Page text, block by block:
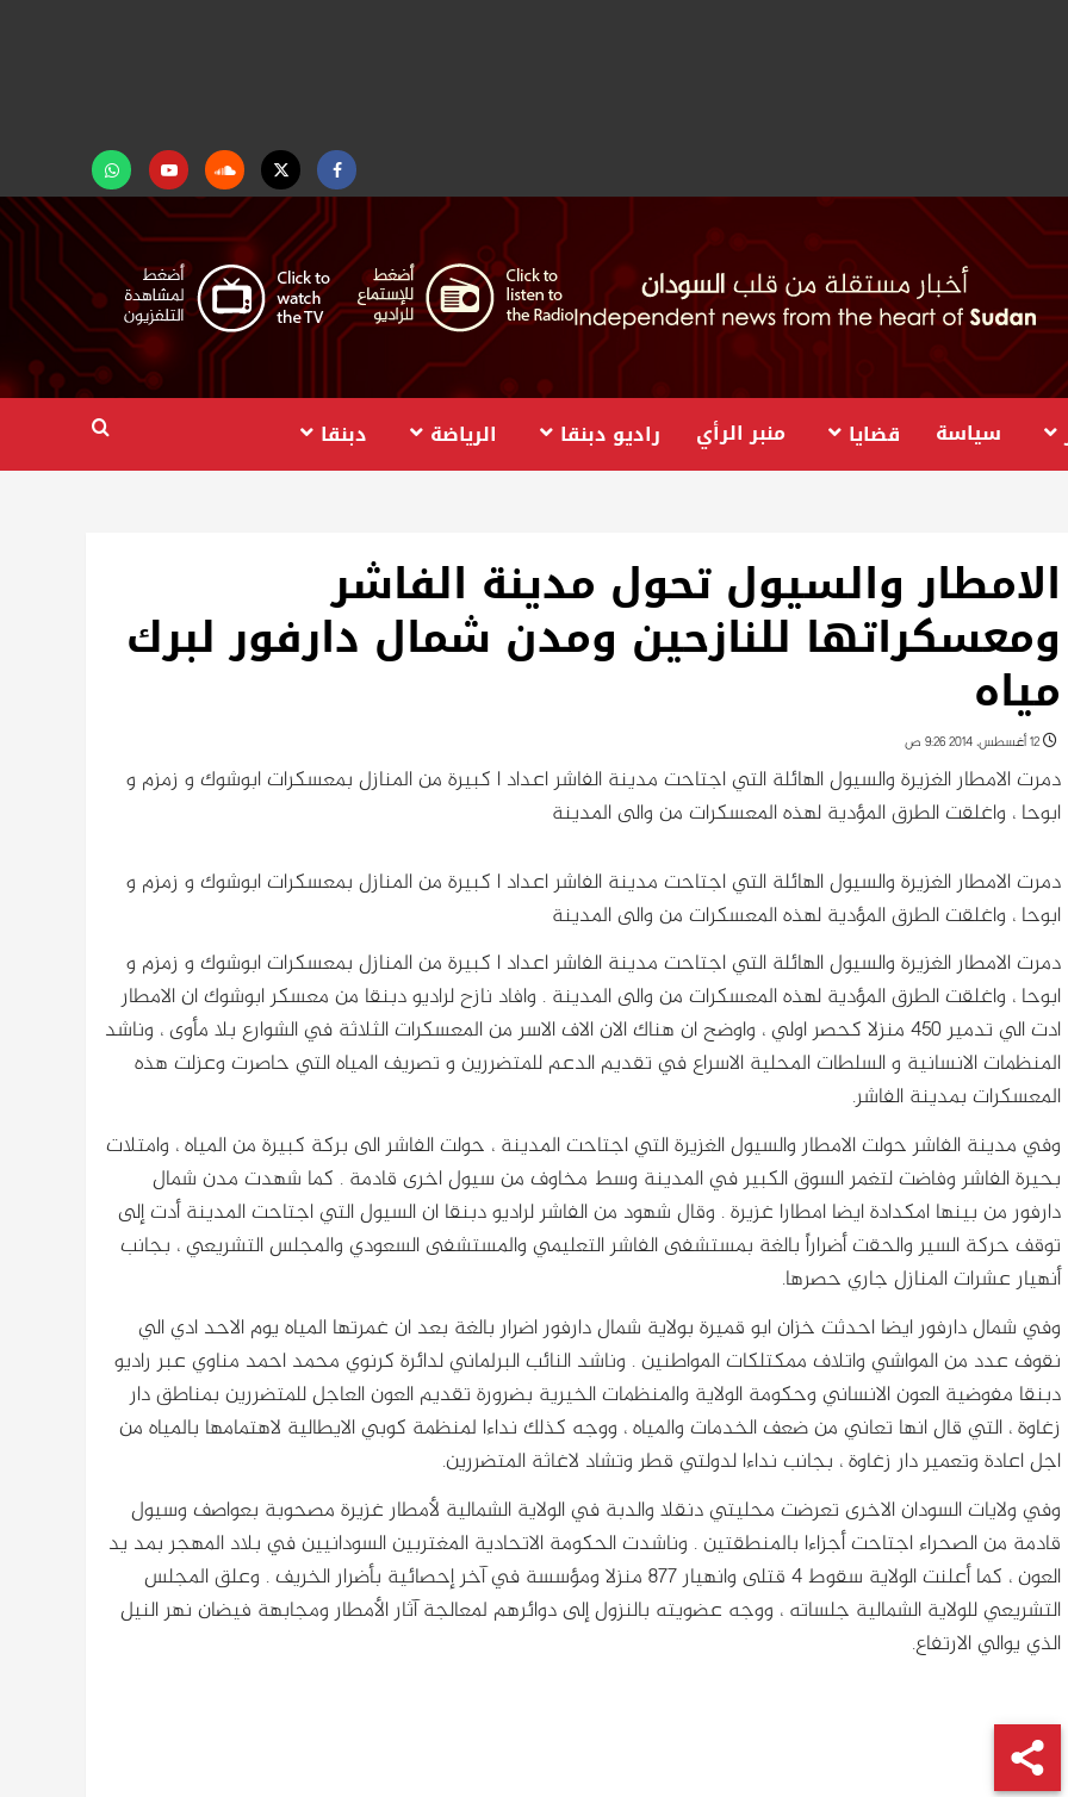
Facebook
Twitter
Soundcloud
Youtubeتابعنا
على
واتساب
سياسة قضايا منبر الرأي راديو دبنقا الرياضة دبنقا
الامطار والسيول تحول مدينة الفاشر
ومعسكراتها للنازحين ومدن شمال دارفور لبرك
مياه
12 أغسطس، 2014 9:26 ص
دمرت الامطار الغزيرة والسيول الهائلة التي اجتاحت مدينة الفاشر اعداد ا كبيرة من المنازل بمعسكرات ابوشوك و زمزم و
ابوحا ، واغلقت الطرق المؤدية لهذه المعسكرات من والى المدينة
دمرت الامطار الغزيرة والسيول الهائلة التي اجتاحت مدينة الفاشر اعداد ا كبيرة من المنازل بمعسكرات ابوشوك و زمزم و
ابوحا ، واغلقت الطرق المؤدية لهذه المعسكرات من والى المدينة
دمرت الامطار الغزيرة والسيول الهائلة التي اجتاحت مدينة الفاشر اعداد ا كبيرة من المنازل بمعسكرات ابوشوك و زمزم و
ابوحا ، واغلقت الطرق المؤدية لهذه المعسكرات من والى المدينة. وافاد نازح لراديو دبنقا من معسكر ابوشوك ان الامطار
ادت الي تدمير 450 منزلا كحصر اولي ، واوضح ان هناك الان الاف الاسر من المعسكرات الثلاثة في الشوارع بلا مأوى ، وناشد
المنظمات الانسانية و السلطات المحلية الاسراع في تقديم الدعم للمتضررين و تصريف المياه التي حاصرت وعزلت هذه
المعسكرات بمدينة الفاشر.
وفي مدينة الفاشر حولت الامطار والسيول الغزيرة التي اجتاحت المدينة ، حولت الفاشر الى بركة كبيرة من المياه ، وامتلات
بحيرة الفاشر وفاضت لتغمر السوق الكبير في المدينة وسط مخاوف من سيول اخرى قادمة . كما شهدت مدن شمال
دارفور من بينها امكدادة ايضا امطارا غزيرة . وقال شهود من الفاشر لراديو دبنقا ان السيول التي اجتاحت المدينة أدت إلى
توقف حركة السير والحقت أضراراً بالغة بمستشفى الفاشر التعليمي والمستشفى السعودي والمجلس التشريعي ، بجانب
أنهيار عشرات المنازل جاري حصرها.
وفي شمال دارفور ايضا احدثت خزان ابو قميرة بولاية شمال دارفور اضرار بالغة بعد ان غمرتها المياه يوم الاحد ادي الي
نقوف عدد من المواشي واتلاف ممكتلكات المواطنين . وناشد النائب البرلماني لدائرة كرنوي محمد احمد مناوي عبر راديو
دبنقا مفوضية العون الانساني وحكومة الولاية والمنظمات الخيرية بضرورة تقديم العون العاجل للمتضررين بمناطق دار
زغاوة ، التي قال انها تعاني من ضعف الخدمات والمياه ، ووجه كذلك نداءا لمنظمة كوبي الايطالية لاهتمامها بالمياه من
اجل اعادة وتعمير دار زغاوة ، بجانب نداءا لدولتي قطر وتشاد لاغاثة المتضررين.
وفي ولايات السودان الاخرى تعرضت محليتي دنقلا والدبة في الولاية الشمالية لأمطار غزيرة مصحوبة بعواصف وسيول
قادمة من الصحراء اجتاحت أجزاءا بالمنطقتين . وناشدت الحكومة الاتحادية المغتربين السودانيين في بلاد المهجر بمد يد
العون ، كما أعلنت الولاية سقوط 4 قتلى وانهيار 877 منزلا ومؤسسة في آخر إحصائية بأضرار الخريف . وعلق المجلس
التشريعي للولاية الشمالية جلساته ، ووجه عضويته بالنزول إلى دوائرهم لمعالجة آثار الأمطار ومجابهة فيضان نهر النيل
الذي يوالي الارتفاع.